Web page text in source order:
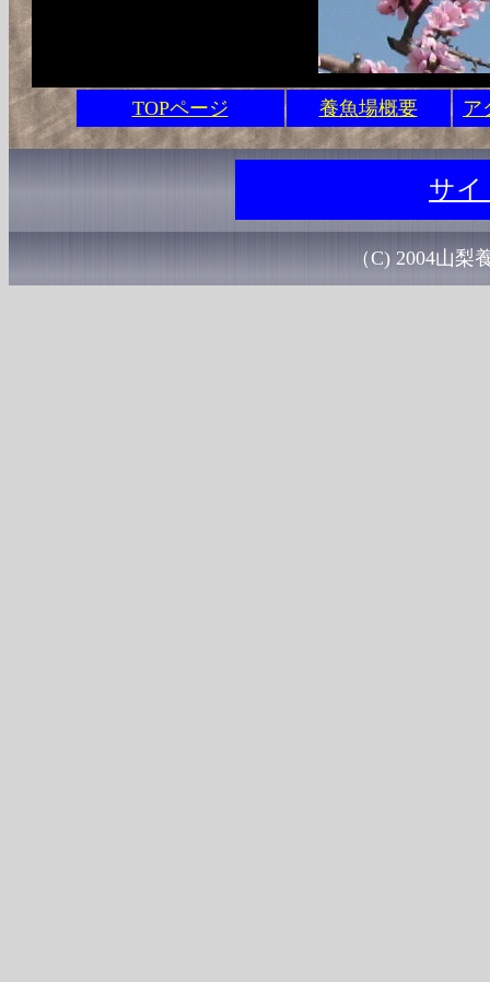
TOPページ 養魚場概要 ア
サイ
（C) 2004山梨